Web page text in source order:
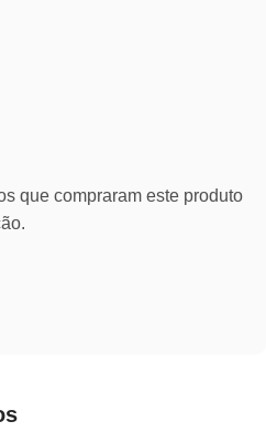
que compraram este produto